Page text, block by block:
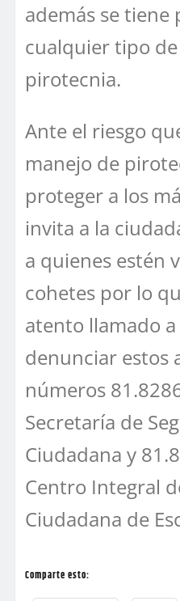
además se
cualquier tipo
pirotecnia.
Ante el riesgo
manejo de
proteger a los
invita a la
a quienes estén
cohetes por lo
atento llamado
denunciar estos
números
Secretaría de
Ciudadana y
Centro Integral
Ciudadana de
Comparte esto: